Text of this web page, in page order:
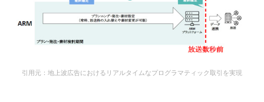
引用元：地上波広告におけるリアルタイムなプログラマティック取引を実現